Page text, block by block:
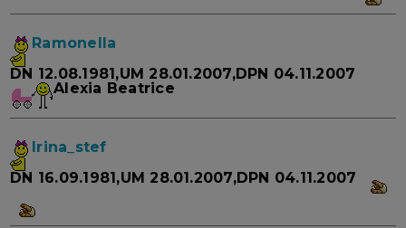
Ramonella
DN 12.08.1981,UM 28.01.2007,DPN 04.11.2007
Alexia Beatrice
Irina_stef
DN 16.09.1981,UM 28.01.2007,DPN 04.11.2007